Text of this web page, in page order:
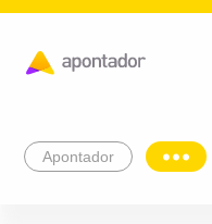
Apontador